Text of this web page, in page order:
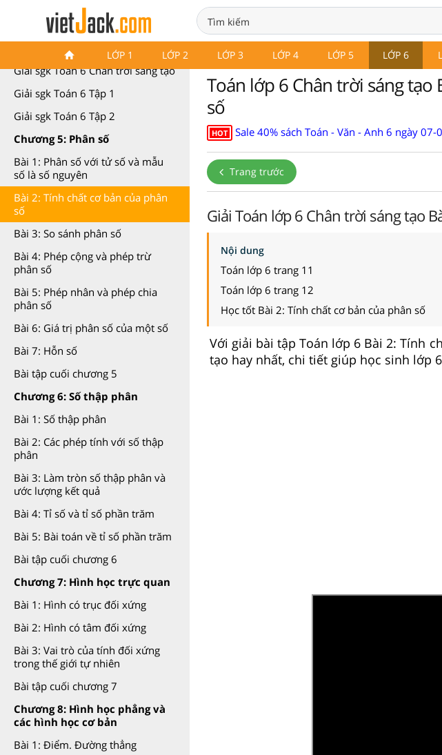
LỚP 1 LỚP 2 LỚP 3 LỚP 4 LỚP 5 LỚP 6
Toán 6 Chân trời sáng tạo
Giải sgk Toán 6 Chân trời sáng tạo
Giải sgk Toán 6 Tập 1
Giải sgk Toán 6 Tập 2
Chương 5: Phân số
Bài 1: Phân số với tử số và mẫu
số là số nguyên
Bài 2: Tính chất cơ bản của phân
số
Bài 3: So sánh phân số
Bài 4: Phép cộng và phép trừ
phân số
Bài 5: Phép nhân và phép chia
phân số
Bài 6: Giá trị phân số của một số
Bài 7: Hỗn số
Bài tập cuối chương 5
Chương 6: Số thập phân
Bài 1: Số thập phân
Bài 2: Các phép tính với số thập
phân
Bài 3: Làm tròn số thập phân và
ước lượng kết quả
Bài 4: Tỉ số và tỉ số phần trăm
Bài 5: Bài toán về tỉ số phần trăm
Bài tập cuối chương 6
Chương 7: Hình học trực quan
Bài 1: Hình có trục đối xứng
Bài 2: Hình có tâm đối xứng
Bài 3: Vai trò của tính đối xứng
trong thế giới tự nhiên
Bài tập cuối chương 7
Chương 8: Hình học phẳng và
các hình học cơ bản
Bài 1: Điểm. Đường thẳng
Toán lớp 6 Chân trời sáng tạo
số
HOT Sale 40% sách Toán - Văn - Anh 6 ngày
Trang trước
Giải Toán lớp 6 Chân trời sáng tạo
Nội dung
Toán lớp 6 trang 11
Toán lớp 6 trang 12
Học tốt Bài 2: Tính chất cơ bản của phân số
Với giải bài tập Toán lớp 6 Bài 2: Tính
tạo hay nhất, chi tiết giúp học sinh lớp